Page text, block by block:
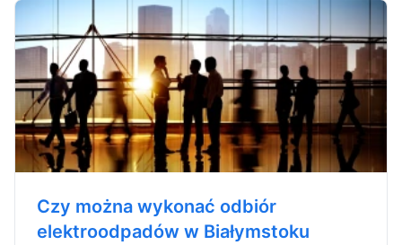
Czy można wykonać odbiór
elektroodpadów w Białymstoku